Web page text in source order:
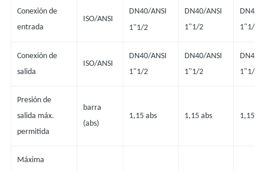
Conexión de
entrada
ISO/ANSI
DN40/ANSI
1"1/2
DN40/ANSI
1"1/2
DN40/
1"1/2
Conexión de
salida
ISO/ANSI
DN40/ANSI
1"1/2
DN40/ANSI
1"1/2
DN40/
1"1/2
Presión de
salida máx.
permitida
barra
(abs)
1,15 abs 1,15 abs 1,15
Máxima